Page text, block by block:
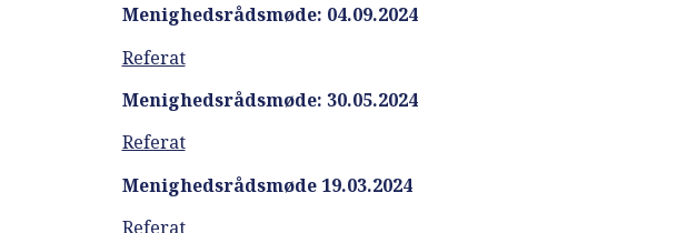
Menighedsrådsmøde: 04.09.2024
Referat
Menighedsrådsmøde: 30.05.2024
Referat
Menighedsrådsmøde 19.03.2024
Referat